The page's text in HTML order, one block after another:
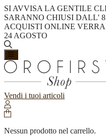
SI AVVISA LA GENTILE
SARANNO CHIUSI DALL'
ACQUISTI ONLINE
24 AGOSTO
Vendi i tuoi articoli
Nessun prodotto nel carrello.